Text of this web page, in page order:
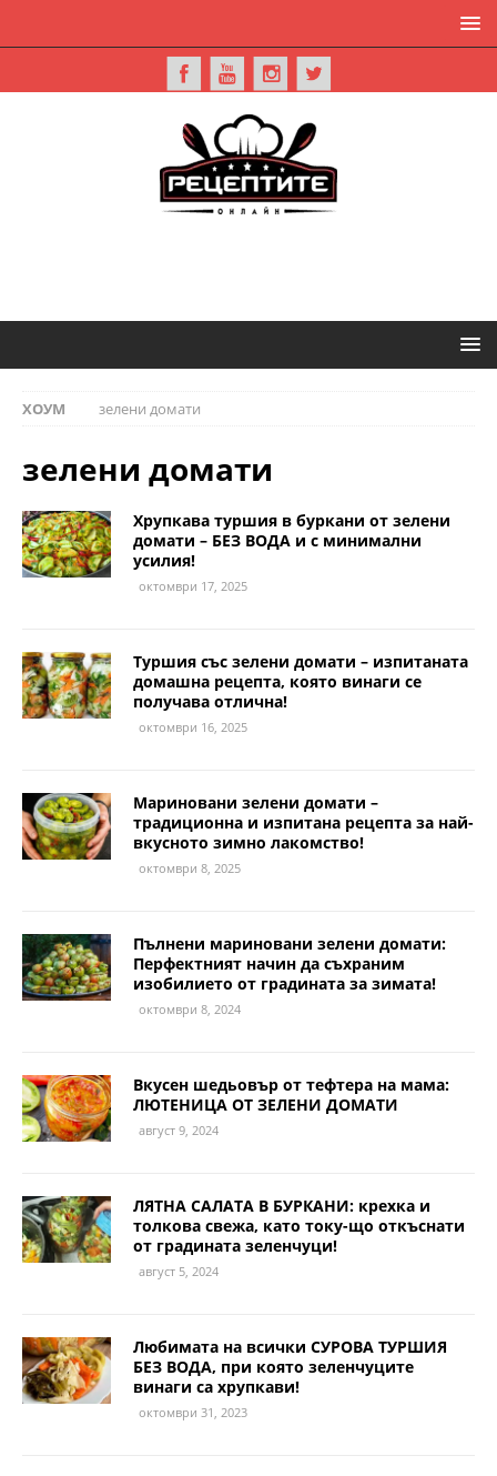
ХОУМ зелени домати
зелени домати
Хрупкава туршия в буркани от зелени
домати – БЕЗ ВОДА и с минимални
усилия!
октомври 17, 2025
Туршия със зелени домати – изпитаната
домашна рецепта, която винаги се
получава отлична!
октомври 16, 2025
Мариновани зелени домати –
традиционна и изпитана рецепта за най-
вкусното зимно лакомство!
октомври 8, 2025
Пълнени мариновани зелени домати:
Перфектният начин да съхраним
изобилието от градината за зимата!
октомври 8, 2024
Вкусен шедьовър от тефтера на мама:
ЛЮТЕНИЦА ОТ ЗЕЛЕНИ ДОМАТИ
август 9, 2024
ЛЯТНА САЛАТА В БУРКАНИ: крехка и
толкова свежа, като току-що откъснати
от градината зеленчуци!
август 5, 2024
Любимата на всички СУРОВА ТУРШИЯ
БЕЗ ВОДА, при която зеленчуците
винаги са хрупкави!
октомври 31, 2023